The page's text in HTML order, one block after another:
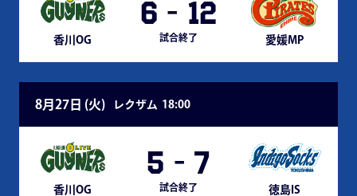
香川OG
6 - 12
試合終了 愛媛MP
8月27日 (火) レクザム 18:00
香川OG
5 - 7
試合終了 徳島IS